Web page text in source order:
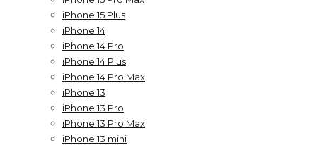
iPhone 15 Plus
iPhone 14
iPhone 14 Pro
iPhone 14 Plus
iPhone 14 Pro Max
iPhone 13
iPhone 13 Pro
iPhone 13 Pro Max
iPhone 13 mini